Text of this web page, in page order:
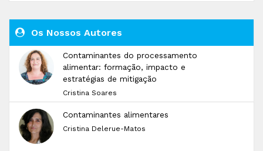
Os Nossos Autores
Contaminantes do processamento
alimentar: formação, impacto e
estratégias de mitigação
Cristina Soares
Contaminantes alimentares
Cristina Delerue-Matos